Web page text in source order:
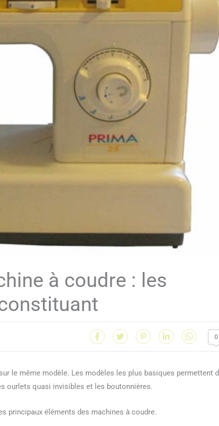
à coudre : les
0
le même modèle. Les modèles les plus basiques permettent
ourlets quasi invisibles et les boutonnières.
principaux éléments des machines à coudre.